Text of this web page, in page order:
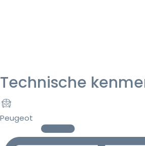
Technische
Peugeot